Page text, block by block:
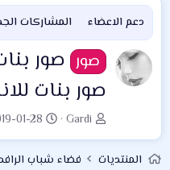
دعم الاعضاء المشاركات
صور
صور بنات للانستغرام
ب
ا
د
Gardi
ت
ا
ر
01-28
المنتديات فضاء شباب